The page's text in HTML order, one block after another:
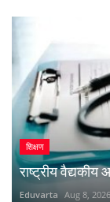
शिक्षण
राष्ट्रीय वैद्यकीय
Eduvarta Aug 8, 2026